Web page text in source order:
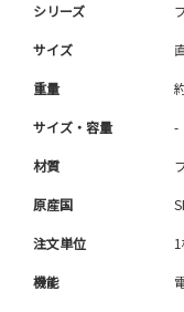
シリーズ
サイズ
重量
サイズ・容量 -
材質
原産国
注文単位
機能